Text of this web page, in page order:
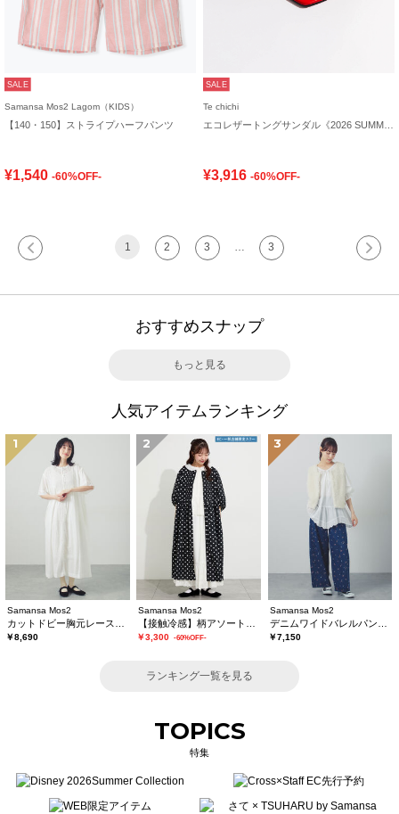
SALE
Samansa Mos2 Lagom（KIDS）
【140・150】ストライプハーフパンツ
¥1,540 -60%OFF-
SALE
Te chichi
¥3,916 -60%OFF-
1 2 3 3
おすすめスナップ
もっと見る
人気アイテムランキング
1
Samansa Mos2
￥8,690
2
Samansa Mos2
￥3,300 -60%OFF-
3
Samansa Mos2
￥7,150
ランキング一覧を見る
TOPICS
特集